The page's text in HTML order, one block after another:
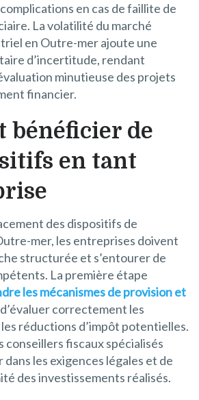
en cas de faillite de
La volatilité du marché
en Outre-mer ajoute une
d’incertitude, rendant
minutieuse des projets
financier.
bénéficier de
en tant
des dispositifs de
mer, les entreprises doivent
structurée et s’entourer de
La première étape
les mécanismes de provision et
correctement les
réductions d’impôt potentielles.
conseillers fiscaux spécialisés
les exigences légales et de
des investissements réalisés.